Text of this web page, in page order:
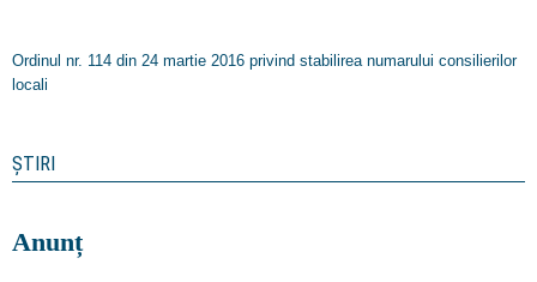
Ordinul nr. 114 din 24 martie 2016 privind stabilirea numarului consilierilor
locali
ȘTIRI
Anunț